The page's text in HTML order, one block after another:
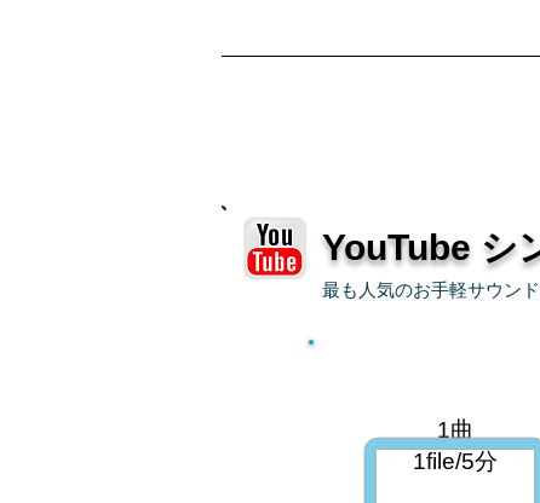
YouTube シ
最も人気のお手軽サウン
1曲
1file/5分